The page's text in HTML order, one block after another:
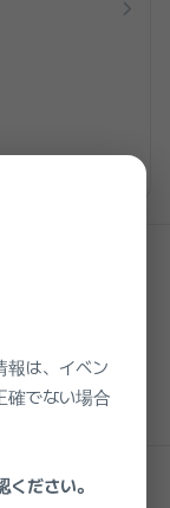
精密注入
上
報は、イベン
確でない場合
ださい。